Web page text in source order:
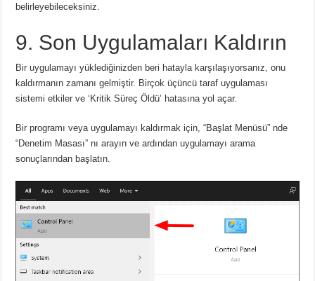
belirleyebileceksiniz.
9. Son Uygulamaları Kaldırın
Bir uygulamayı yüklediğinizden beri hatayla karşılaşıyorsanız, onu
kaldırmanın zamanı gelmiştir. Birçok üçüncü taraf uygulaması
sistemi etkiler ve ‘Kritik Süreç Öldü’ hatasına yol açar.
Bir programı veya uygulamayı kaldırmak için, “Başlat Menüsü” nde
“Denetim Masası” nı arayın ve ardından uygulamayı arama
sonuçlarından başlatın.